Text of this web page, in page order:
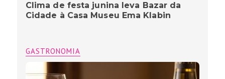
Clima de festa junina leva Bazar da
Cidade à Casa Museu Ema Klabin
GASTRONOMIA